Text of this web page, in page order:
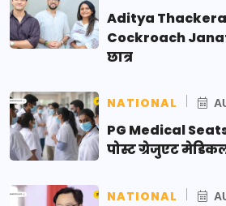
Aditya
Cockroach
छात्र
NATIONAL
PG Medical
पोस्ट ग्रेजुएट
NATIONAL